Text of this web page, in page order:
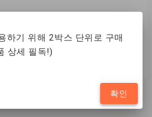
하기 위해 2박스 단위로 구매
상세 필독!)
확인